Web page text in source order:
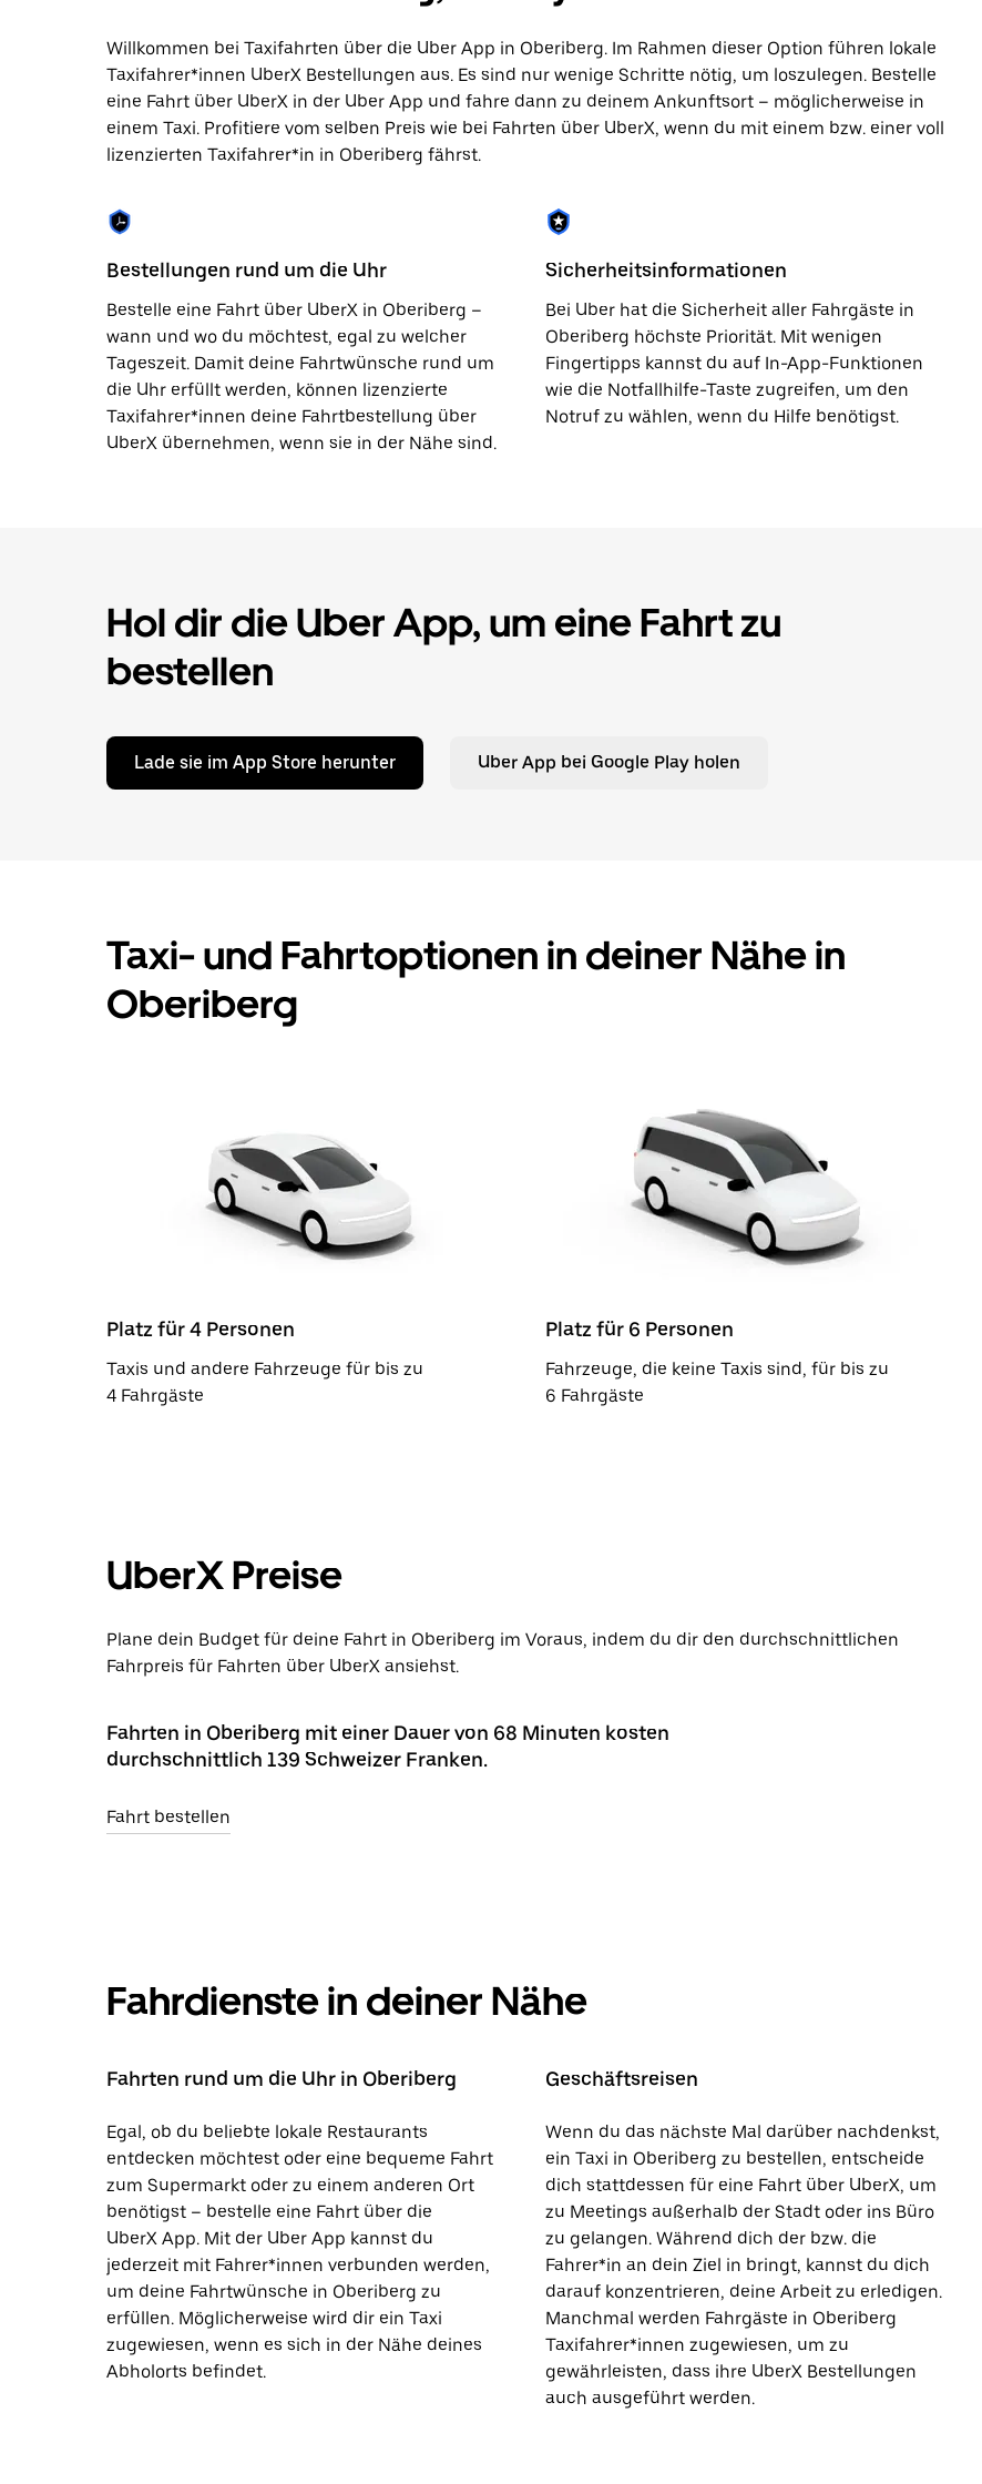
Drücke
die
Escape-
um
den
schließen.
Willkommen bei Taxifahrten über die Uber App in Oberiberg. Im Rahmen dieser Option führen lokale
Taxifahrer*innen UberX Bestellungen aus. Es sind nur wenige Schritte nötig, um loszulegen. Bestelle
eine Fahrt über UberX in der Uber App und fahre dann zu deinem Ankunftsort – möglicherweise in
einem Taxi. Profitiere vom selben Preis wie bei Fahrten über UberX, wenn du mit einem bzw. einer voll
lizenzierten Taxifahrer*in in Oberiberg fährst.
Bestellungen rund um die Uhr
Bestelle eine Fahrt über UberX in Oberiberg –
wann und wo du möchtest, egal zu welcher
Tageszeit. Damit deine Fahrtwünsche rund um
die Uhr erfüllt werden, können lizenzierte
Taxifahrer*innen deine Fahrtbestellung über
UberX übernehmen, wenn sie in der Nähe sind.
Sicherheitsinformationen
Bei Uber hat die Sicherheit aller Fahrgäste in
Oberiberg höchste Priorität. Mit wenigen
Fingertipps kannst du auf In-App-Funktionen
wie die Notfallhilfe-Taste zugreifen, um den
Notruf zu wählen, wenn du Hilfe benötigst.
Hol dir die Uber App, um eine Fahrt zu
bestellen
Lade sie im App Store herunter Uber App bei Google Play holen
Taxi- und Fahrtoptionen in deiner Nähe in
Oberiberg
Platz für 4 Personen
Taxis und andere Fahrzeuge für bis zu
4 Fahrgäste
Platz für 6 Personen
Fahrzeuge, die keine Taxis sind, für bis zu
6 Fahrgäste
UberX Preise
Plane dein Budget für deine Fahrt in Oberiberg im Voraus, indem du dir den durchschnittlichen
Fahrpreis für Fahrten über UberX ansiehst.
Fahrten in Oberiberg mit einer Dauer von 68 Minuten kosten
durchschnittlich 139 Schweizer Franken.
Fahrt bestellen
Fahrdienste in deiner Nähe
Fahrten rund um die Uhr in Oberiberg
Egal, ob du beliebte lokale Restaurants
entdecken möchtest oder eine bequeme Fahrt
zum Supermarkt oder zu einem anderen Ort
benötigst – bestelle eine Fahrt über die
UberX App. Mit der Uber App kannst du
jederzeit mit Fahrer*innen verbunden werden,
um deine Fahrtwünsche in Oberiberg zu
erfüllen. Möglicherweise wird dir ein Taxi
zugewiesen, wenn es sich in der Nähe deines
Abholorts befindet.
Geschäftsreisen
Wenn du das nächste Mal darüber nachdenkst,
ein Taxi in Oberiberg zu bestellen, entscheide
dich stattdessen für eine Fahrt über UberX, um
zu Meetings außerhalb der Stadt oder ins Büro
zu gelangen. Während dich der bzw. die
Fahrer*in an dein Ziel in bringt, kannst du dich
darauf konzentrieren, deine Arbeit zu erledigen.
Manchmal werden Fahrgäste in Oberiberg
Taxifahrer*innen zugewiesen, um zu
gewährleisten, dass ihre UberX Bestellungen
auch ausgeführt werden.